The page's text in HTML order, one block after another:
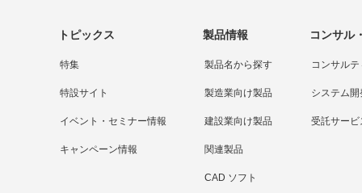
トピックス
特集
特設サイト
イベント・セミナー情報
キャンペーン情報
製品情報
製品名から探す
製造業向け製品
建設業向け製品
関連製品
CAD ソフト
コンサル
コンサル
システム
受託サービ